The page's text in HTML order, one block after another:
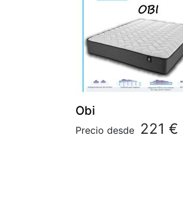
Obi
Precio desde 221 €